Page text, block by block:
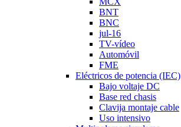
BNT
BNC
jul-16
TV-vídeo
Automóvil
FME
Eléctricos de potencia (IEC)
Bajo voltaje DC
Base red chasis
Clavija montaje cable
Uso intensivo